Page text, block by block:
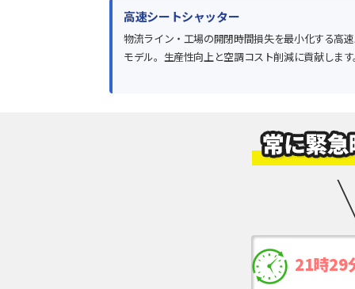
高速シートシャッター
物流ライン・工場の開閉時間損失を最小化する高
モデル。生産性向上と空調コスト削減に貢献しま
21時29